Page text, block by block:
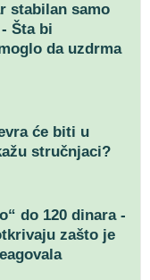
stabilan samo
Šta bi
da uzdrma
će biti u
stručnjaci?
do 120 dinara -
zašto je